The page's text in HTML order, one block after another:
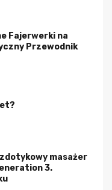
Fajerwerki na
Przewodnik
masażer
3.